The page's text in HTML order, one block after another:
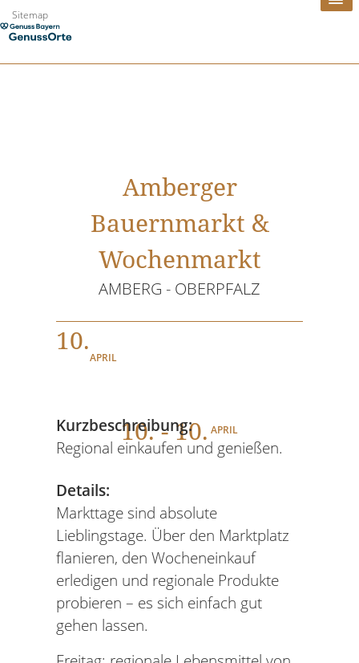
Zum
Inhalt
Sitemap
Amberger
Bauernmarkt &
Wochenmarkt
AMBERG - OBERPFALZ
10.
APRIL
10. - 10. APRIL
Kurzbeschreibung:
Regional einkaufen und genießen.
Details:
Markttage sind absolute
Lieblingstage. Über den Marktplatz
flanieren, den Wocheneinkauf
erledigen und regionale Produkte
probieren – es sich einfach gut
gehen lassen.